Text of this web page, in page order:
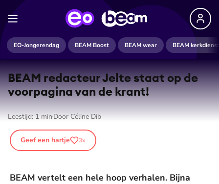
EO-Jongerendag BEAM Boost BEAM wear BEAM kerkdienst
BEAM redacteur Jelte staat op de
voorpagina van de krant!
Leestijd:1minDoorCéline Dib
Geef een hartje 3x
BEAM vertelt een hele hoop verhalen. Bijna